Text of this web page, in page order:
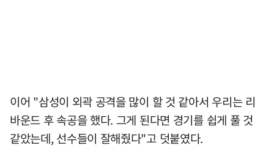
이어 "삼성이 외곽 공격을 많이 할 것 같아서 우리는 리
바운드 후 속공을 했다. 그게 된다면 경기를 쉽게 풀 것
같았는데, 선수들이 잘해줬다"고 덧붙였다.